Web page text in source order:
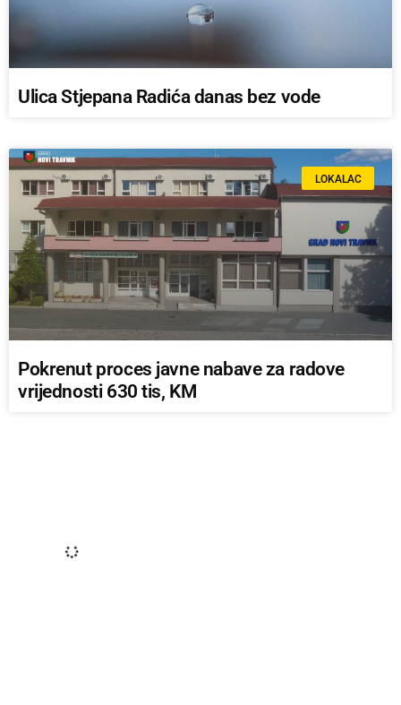
Ulica Stjepana Radića danas bez vode
LOKALAC
Pokrenut proces javne nabave za radove
vrijednosti 630 tis, KM